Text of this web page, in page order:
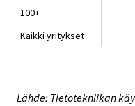
100+
Kaikki yritykset
Lähde: Tietotekniikan